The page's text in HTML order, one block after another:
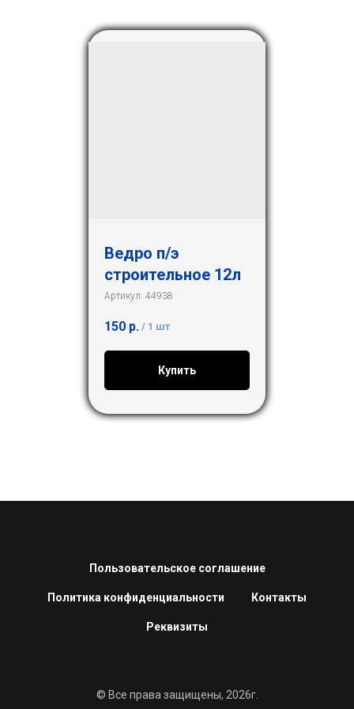
Ведро п/э
строительное 12л
Артикул: 44938
150 р. / 1 шт
Купить
Пользовательское соглашение
Политика конфиденциальности Контакты
Реквизиты
© Все права защищены, 2026г.